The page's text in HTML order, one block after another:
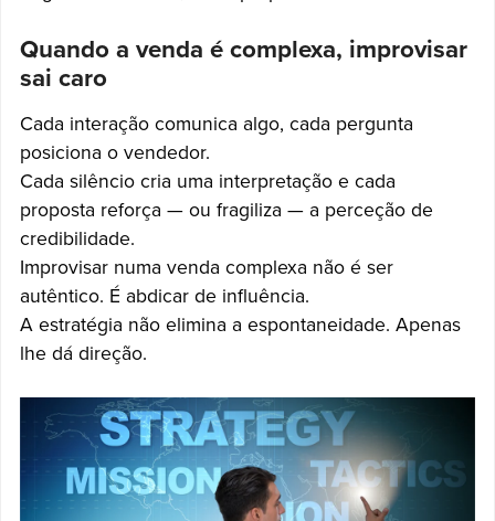
Quando a venda é complexa, improvisar
sai caro
Cada interação comunica algo, cada pergunta
posiciona o vendedor.
Cada silêncio cria uma interpretação e cada
proposta reforça — ou fragiliza — a perceção de
credibilidade.
Improvisar numa venda complexa não é ser
autêntico. É abdicar de influência.
A estratégia não elimina a espontaneidade. Apenas
lhe dá direção.